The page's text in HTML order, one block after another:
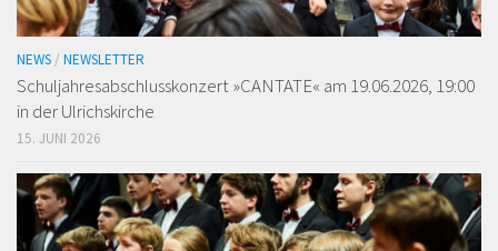
NEWS / NEWSLETTER
Schuljahresabschlusskonzert »CANTATE« am 19.06.2026, 19:00
in der Ulrichskirche
15. JUNI 2026